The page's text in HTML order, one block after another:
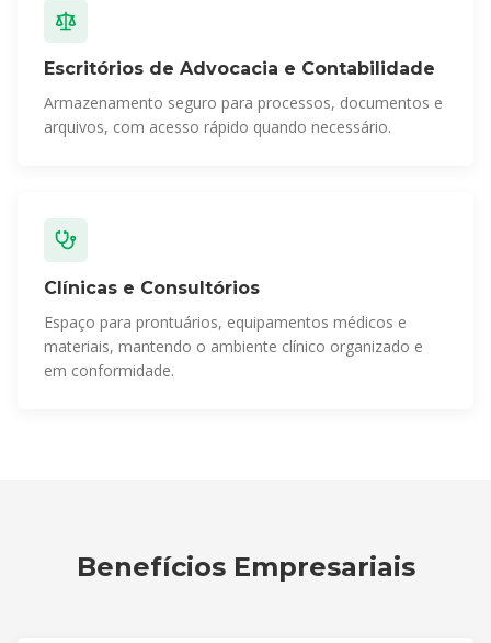
Escritórios de Advocacia e Contabilidade
Armazenamento seguro para processos, documentos e
arquivos, com acesso rápido quando necessário.
Clínicas e Consultórios
Espaço para prontuários, equipamentos médicos e
materiais, mantendo o ambiente clínico organizado e
em conformidade.
Benefícios Empresariais